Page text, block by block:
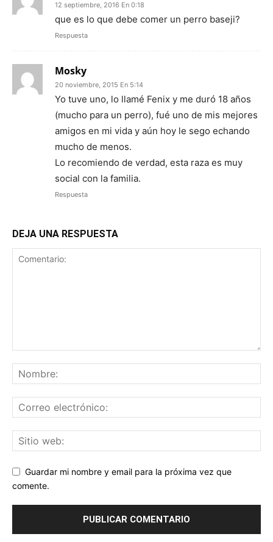
12 septiembre, 2016 En 0:18
que es lo que debe comer un perro baseji?
Respuesta
Mosky
20 noviembre, 2015 En 5:14
Yo tuve uno, lo llamé Fenix y me duró 18 años
(mucho para un perro), fué uno de mis mejores
amigos en mi vida y aún hoy le sego echando
mucho de menos.
Lo recomiendo de verdad, esta raza es muy
social con la familia.
Respuesta
DEJA UNA RESPUESTA
Guardar mi nombre y email para la próxima vez que
comente.